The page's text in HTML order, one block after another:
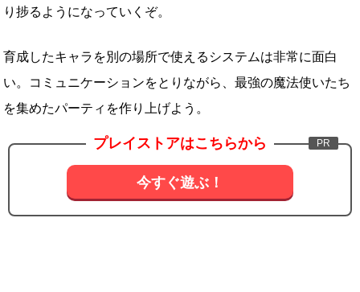
り捗るようになっていくぞ。
育成したキャラを別の場所で使えるシステムは非常に面白
い。コミュニケーションをとりながら、最強の魔法使いたち
を集めたパーティを作り上げよう。
プレイストアはこちらから
今すぐ遊ぶ！